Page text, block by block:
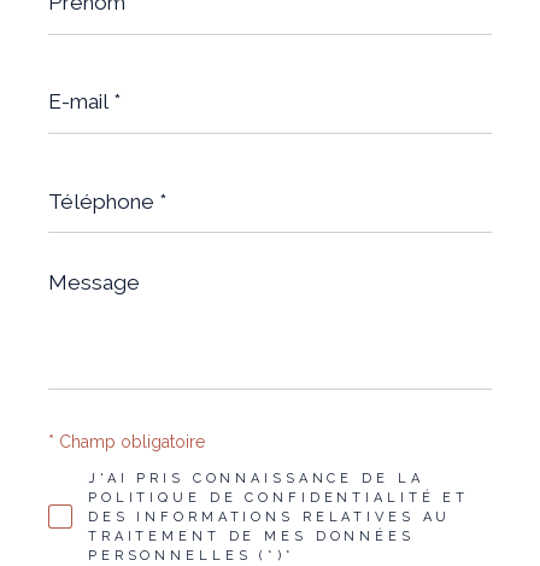
mail
*
*
Message
*
J'AI PRIS CONNAISSANCE DE LA
POLITIQUE DE CONFIDENTIALITÉ ET
DES INFORMATIONS RELATIVES AU
TRAITEMENT DE MES DONNÉES
PERSONNELLES (*)*
* Champ obligatoire